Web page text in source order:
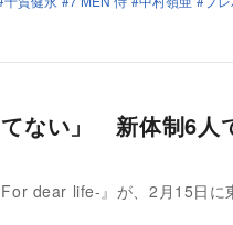
ない」 新体制6人
dear life-』が、2月15日に